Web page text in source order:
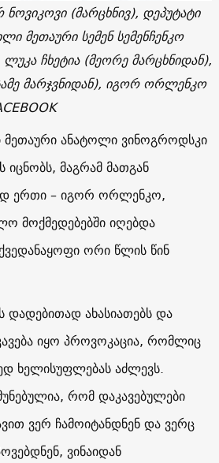
(მარცხნივ), დეპუტატი
მეთაური სემენ სემენჩენკო
ლუკა ჩხეტია (მეორე მარცხნიდან),
მარჯვნიდან), იგორ ორლენკო
ანატოლი ვინოგროდსკი
მაგრამ მათგან
ერთი – იგორ ორლენკო,
მოქმედებებში იღებდა
ორი წლის წინ
ახასიათებს და
იყო პროვოკაცია, რომლიც
ხელისუფლებას აძლევს.
რომ დაკავებულები
ვერ ჩამოიტანდნენ და ვერც
ვინაიდან